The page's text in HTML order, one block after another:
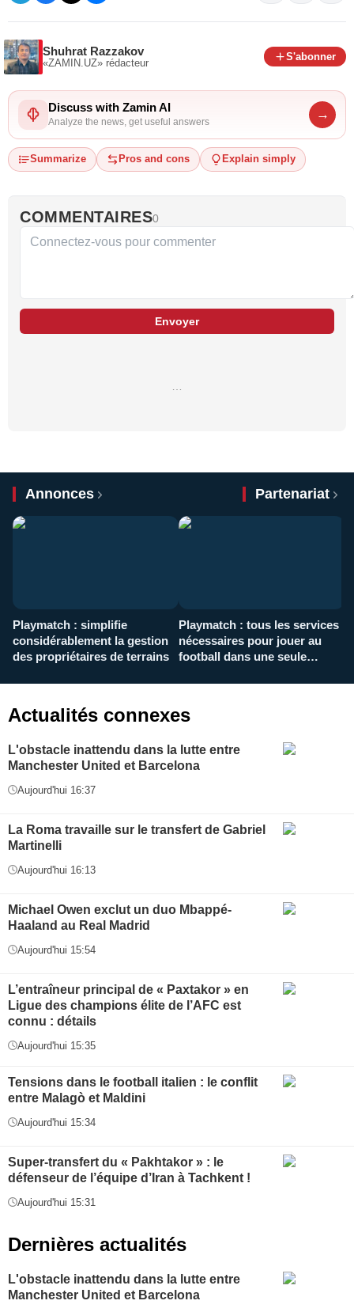
Shuhrat Razzakov
«ZAMIN.UZ» rédacteur
S'abonner
Discuss with Zamin AI
Analyze the news, get useful answers
→
Summarize Pros and cons Explain simply
COMMENTAIRES0
Envoyer
Annonces Partenariat
Playmatch : simplifie
considérablement la gestion
des propriétaires de terrains
Playmatch : tous les services
nécessaires pour jouer au
football dans une seule
Actualités connexes
L'obstacle inattendu dans la lutte entre
Manchester United et Barcelona
Aujourd'hui 16:37
La Roma travaille sur le transfert de Gabriel
Martinelli
Aujourd'hui 16:13
Michael Owen exclut un duo Mbappé-
Haaland au Real Madrid
Aujourd'hui 15:54
L’entraîneur principal de « Paxtakor » en
Ligue des champions élite de l’AFC est
connu : détails
Aujourd'hui 15:35
Tensions dans le football italien : le conflit
entre Malagò et Maldini
Aujourd'hui 15:34
Super-transfert du « Pakhtakor » : le
défenseur de l’équipe d’Iran à Tachkent !
Aujourd'hui 15:31
Dernières actualités
L'obstacle inattendu dans la lutte entre
Manchester United et Barcelona